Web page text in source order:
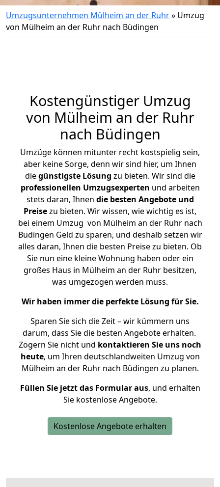
Umzugsunternehmen Mülheim an der Ruhr» Umzug
von Mülheim an der Ruhr nach Büdingen
Kostengünstiger Umzug
von Mülheim an der Ruhr
nach Büdingen
Umzüge können mitunter recht kostspielig sein,
aber keine Sorge, denn wir sind hier, um Ihnen
diegünstigste Lösung zu bieten. Wir sind die
professionellen Umzugsexperten und arbeiten
stets daran, Ihnen die besten Angebote und
Preisezu bieten. Wir wissen, wie wichtig es ist,
bei einem Umzug von Mülheim an der Ruhr nach
Büdingen Geld zu sparen, und deshalb setzen wir
alles daran, Ihnen die besten Preise zu bieten. Ob
Sie nun eine kleine Wohnung haben oder ein
großes Haus in Mülheim an der Ruhr besitzen,
was umgezogen werden muss.
Wir haben immer die perfekte Lösung für Sie.
Sparen Sie sich die Zeit – wir kümmern uns
darum, dass Sie die besten Angebote erhalten.
Zögern Sie nicht und kontaktieren Sie uns noch
heute, um Ihren deutschlandweiten Umzug von
Mülheim an der Ruhr nach Büdingen zu planen.
Füllen Sie jetzt das Formular aus, und erhalten
Sie kostenlose Angebote.
Kostenlose Angebote erhalten